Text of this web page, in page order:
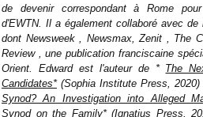
de devenir correspondant à Rome
d'EWTN. Il a également collaboré avec de
dont Newsweek, Newsmax, Zenit The
Review, une publication franciscaine
Orient. Edward est l'auteur de * The
Candidates*(Sophia Institute Press, 2020)
Synod? An Investigation into Alleged
Synod on the Family*(Ignatius Press,